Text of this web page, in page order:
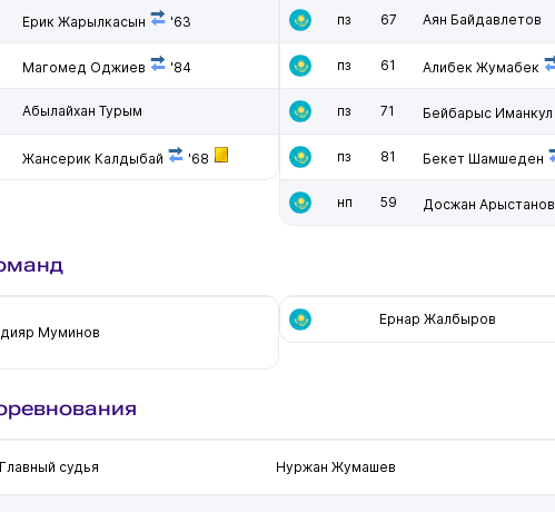
Ерик Жарылкасын '63
Магомед Оджиев '84
Абылайхан Турым
Жансерик Калдыбай '68
пз 67 Аян Байдавлетов
пз 61 Алибек Жумабек
пз 71 Бейбарыс Иманкул
пз 81 Бекет Шамшеден
нп 59 Досжан Арыстанов
Муминов
Ернар Жалбыров
Главный судья Нуржан Жумашев